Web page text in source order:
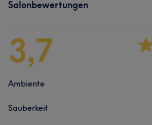
Salonbewertungen
3,7
Ambiente
Sauberkeit